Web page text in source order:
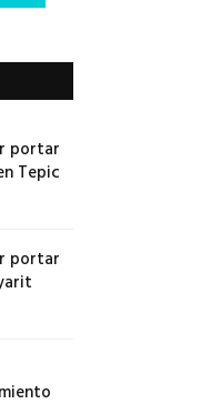
portar
Tepic
portar